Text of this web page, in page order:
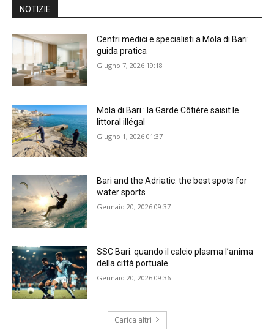
NOTIZIE
Centri medici e specialisti a Mola di Bari:
guida pratica
Giugno 7, 2026 19:18
Mola di Bari : la Garde Côtière saisit le
littoral illégal
Giugno 1, 2026 01:37
Bari and the Adriatic: the best spots for
water sports
Gennaio 20, 2026 09:37
SSC Bari: quando il calcio plasma l’anima
della città portuale
Gennaio 20, 2026 09:36
Carica altri